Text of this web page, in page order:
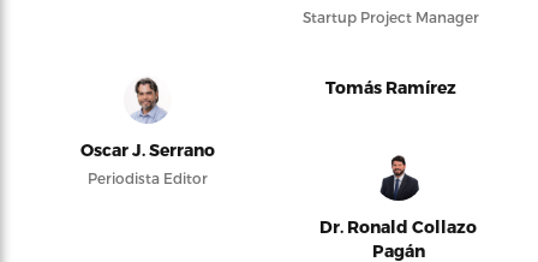
Startup Project Manager
Oscar J. Serrano
Periodista Editor
Tomás Ramírez
Dr. Ronald Collazo
Pagán